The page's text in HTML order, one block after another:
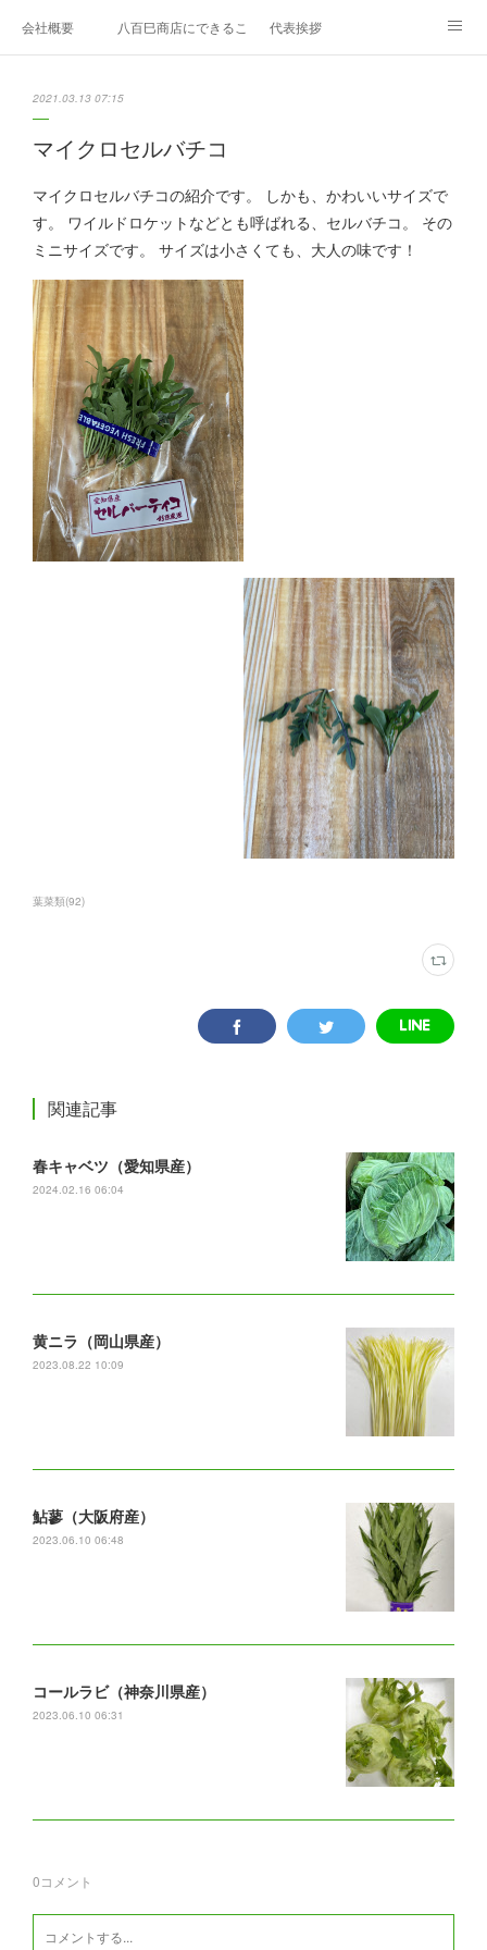
会社概要 八百巳商店にできること 代表挨拶
7月のおすすめ 8月のおすすめ 9月のおすすめ
10月のおすすめ 11月のおすすめ 12月のおすすめ
エディブルフラワー 久保田農園
2021.03.13 07:15
マイクロセルバチコ
マイクロセルバチコの紹介です。 しかも、かわいいサイズで
す。 ワイルドロケットなどとも呼ばれる、セルバチコ。 その
ミニサイズです。 サイズは小さくても、大人の味です！
葉菜類(92)
関連記事
春キャベツ（愛知県産）
2024.02.16 06:04
黄ニラ（岡山県産）
2023.08.22 10:09
鮎蓼（大阪府産）
2023.06.10 06:48
コールラビ（神奈川県産）
2023.06.10 06:31
0コメント